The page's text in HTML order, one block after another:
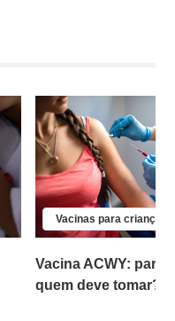
Vacinas para crianças
Vacina ACWY: para
quem deve tomar?